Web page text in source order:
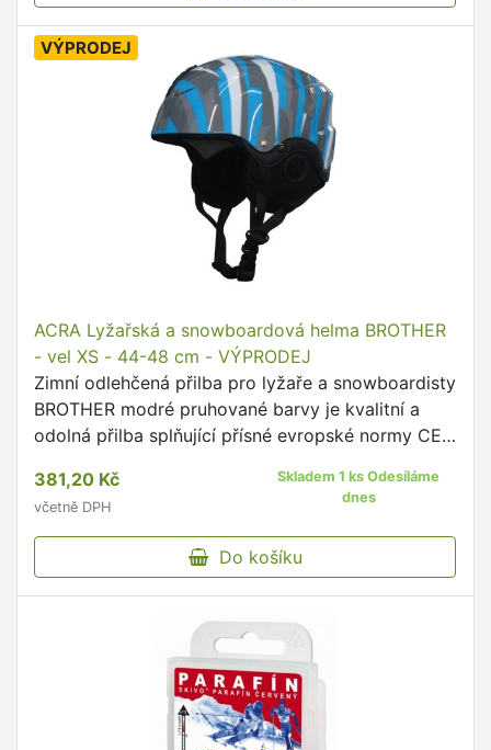
VÝPRODEJ
ACRA Lyžařská a snowboardová helma BROTHER
- vel XS - 44-48 cm - VÝPRODEJ
Zimní odlehčená přilba pro lyžaře a snowboardisty
BROTHER modré pruhované barvy je kvalitní a
odolná přilba splňující přísné evropské normy CE
snowboarding.
381,20 Kč
včetně DPH
Skladem 1 ks Odesíláme
dnes
Do košíku